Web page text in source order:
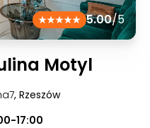
5.00/5
Motyl
, Rzeszów
17:00